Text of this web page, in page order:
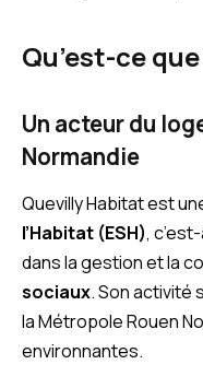
Qu’est-ce
Un acteur du
Normandie
Quevilly Habitat est
l’Habitat (ESH),
dans la gestion et la
sociaux. Son activité
la Métropole Rouen
environnantes.